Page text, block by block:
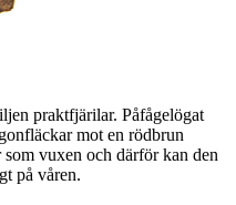
praktfjärilar. Påfågelögat
mot en rödbrun
vuxen och därför kan den
på våren.